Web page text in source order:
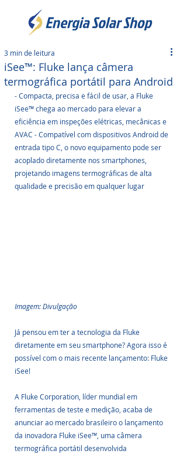
iSee™: Fluke lança câmera
termográfica portátil para Android
3 min de leitura
- Compacta, precisa e fácil de usar, a Fluke
iSee™ chega ao mercado para elevar a
eficiência em inspeções elétricas, mecânicas e
AVAC - Compatível com dispositivos Android de
entrada tipo C, o novo equipamento pode ser
acoplado diretamente nos smartphones,
projetando imagens termográficas de alta
qualidade e precisão em qualquer lugar
Imagem: Divulgação
Já pensou em ter a tecnologia da Fluke
diretamente em seu smartphone? Agora isso é
possível com o mais recente lançamento: Fluke
iSee!
A Fluke Corporation, líder mundial em
ferramentas de teste e medição, acaba de
anunciar ao mercado brasileiro o lançamento
da inovadora Fluke iSee™, uma câmera
termográfica portátil desenvolvida